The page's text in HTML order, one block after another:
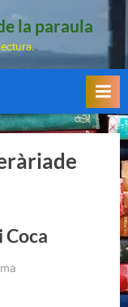
la paraula
Coca